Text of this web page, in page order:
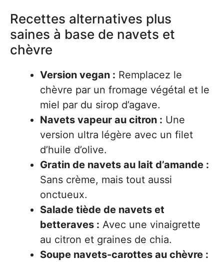
Recettes alternatives plus
saines à base de navets et
chèvre
Version vegan : Remplacez le
chèvre par un fromage végétal et le
miel par du sirop d’agave.
Navets vapeur au citron : Une
version ultra légère avec un filet
d’huile d’olive.
Gratin de navets au lait d’amande :
Sans crème, mais tout aussi
onctueux.
Salade tiède de navets et
betteraves : Avec une vinaigrette
au citron et graines de chia.
Soupe navets-carottes au chèvre :